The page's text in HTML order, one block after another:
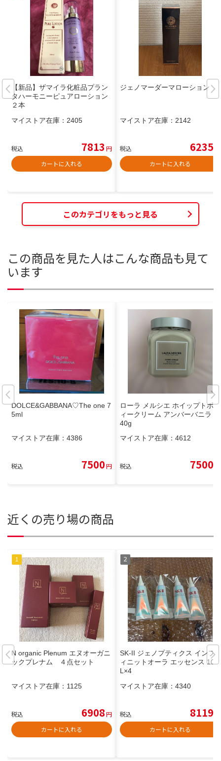
【新品】ザマイラ化粧品プラン
タハーモニーピュアローション
２本
マイストア在庫： 2405
税込 7813 円
カートに入れる
ジェノマーダーマローション
マイストア在庫： 2142
税込 6235
カートに入れる
このカテゴリをもっと見る
この商品を見た人はこんな商品も見て
います
DOLCE&GABBANA♡The one 7
5ml
マイストア在庫： 4386
税込 7500円
ローラ メルシエ ホイップトボデ
ィークリーム アンバーバニラ 3
40g
マイストア在庫： 4612
税込 7500
近くの売り場の商品
N organic Plenum エヌオーガニ
ックプレナム ４点セット
マイストア在庫： 1125
税込 6908円
カートに入れる
SK-II ジェノプティクス インフ
ィニットオーラ エッセンス 10m
L×4
マイストア在庫： 4340
税込 8119
カートに入れる